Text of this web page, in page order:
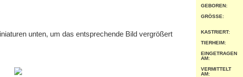
unten, um das entsprechende Bild vergrößert
GEBOREN:
GRÖSSE:
KASTRIERT:
TIERHEIM:
EINGETRAGEN
AM:
VERMITTELT
AM: